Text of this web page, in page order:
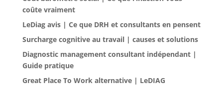
coûte vraiment
LeDiag avis | Ce que DRH et consultants en pensent
Surcharge cognitive au travail | causes et solutions
Diagnostic management consultant indépendant |
Guide pratique
Great Place To Work alternative | LeDIAG